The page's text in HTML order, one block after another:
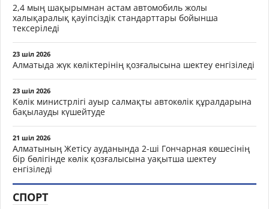
2,4 мың шақырымнан астам автомобиль жолы
халықаралық қауіпсіздік стандарттары бойынша
тексеріледі
23 шіл 2026
Алматыда жүк көліктерінің қозғалысына шектеу енгізіледі
23 шіл 2026
Көлік министрлігі ауыр салмақты автокөлік құралдарына
бақылауды күшейтуде
21 шіл 2026
Алматының Жетісу ауданында 2-ші Гончарная көшесінің
бір бөлігінде көлік қозғалысына уақытша шектеу
енгізіледі
СПОРТ